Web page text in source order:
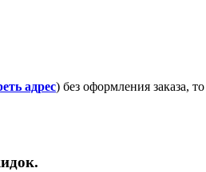
адрес) без оформления заказа,